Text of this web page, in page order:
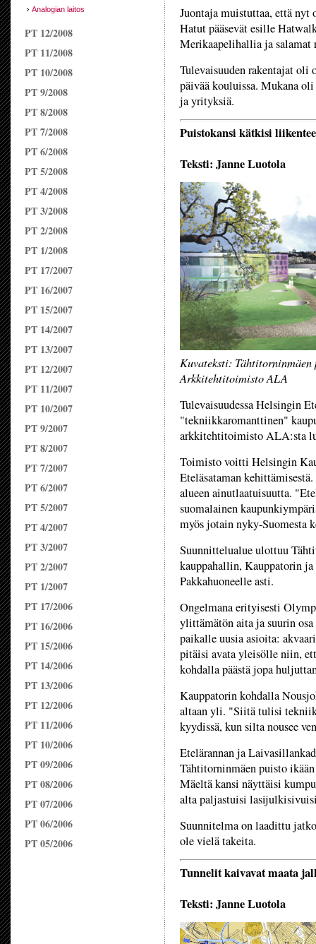
Analogian laitos
PT 12/2008
PT 11/2008
PT 10/2008
PT 9/2008
PT 8/2008
PT 7/2008
PT 6/2008
PT 5/2008
PT 4/2008
PT 3/2008
PT 2/2008
PT 1/2008
PT 17/2007
PT 16/2007
PT 15/2007
PT 14/2007
PT 13/2007
PT 12/2007
PT 11/2007
PT 10/2007
PT 9/2007
PT 8/2007
PT 7/2007
PT 6/2007
PT 5/2007
PT 4/2007
PT 3/2007
PT 2/2007
PT 1/2007
PT 17/2006
PT 16/2006
PT 15/2006
PT 14/2006
PT 13/2006
PT 12/2006
PT 11/2006
PT 10/2006
PT 09/2006
PT 08/2006
PT 07/2006
PT 06/2006
PT 05/2006
Juontaja muistuttaa, että
Hatut pääsevät esille
Merikaapelihallia ja salamat
Tulevaisuuden rakentajat
päivää kouluissa. Mukana
ja yrityksiä.
Puistokansi kätkisi
Teksti: Janne Luotola
Kuvateksti:
Arkkitehtitoimisto ALA
Tulevaisuudessa Helsingin
"tekniikkaromanttinen"
arkkitehtitoimisto ALA:sta
Toimisto voitti Helsingin
Eteläsataman
alueen ainutlaatuisuutta.
suomalainen
myös jotain nyky-Suomesta
Suunnittelualue ulottuu
kauppahallin, Kauppatorin
Pakkahuoneelle asti.
Ongelmana erityisesti
ylittämätön aita ja suurin
paikalle uusia asioita:
pitäisi avata yleisölle niin,
kohdalla päästä jopa
Kauppatorin kohdalla
altaan yli. "Siitä tulisi
kyydissä, kun silta nousee
Etelärannan ja
Tähtitorninmäen puisto
Mäeltä kansi näyttäisi
alta paljastuisi
Suunnitelma on laadittu
ole vielä takeita.
Tunnelit kaivavat maata
Teksti: Janne Luotola